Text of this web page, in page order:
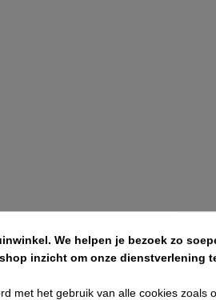
in de bodem te verwerken. Dit
We helpen je bezoek zo
inzicht om onze dienstverlening
met het gebruik van alle cookies zoals